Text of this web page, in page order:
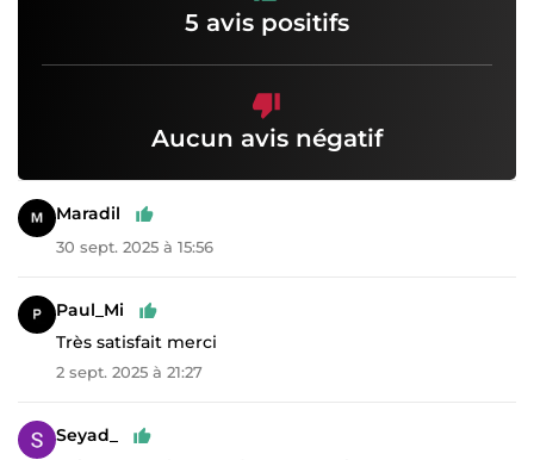
5 avis positifs
Aucun avis négatif
Maradil
30 sept. 2025 à 15:56
Paul_Mi
Très satisfait merci
2 sept. 2025 à 21:27
Seyad_